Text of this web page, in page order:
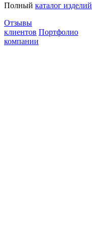
Полный каталог изделий
Отзывы
клиентов Портфолио
компании